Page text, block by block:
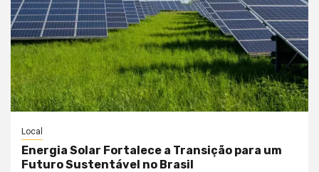
Local
Energia Solar Fortalece a Transição para um
Futuro Sustentável no Brasil